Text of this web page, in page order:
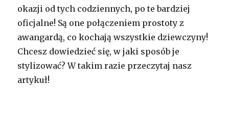
okazji od tych codziennych, po te bardziej
oficjalne! Są one połączeniem prostoty z
awangardą, co kochają wszystkie dziewczyny!
Chcesz dowiedzieć się, w jaki sposób je
stylizować? W takim razie przeczytaj nasz
artykuł!